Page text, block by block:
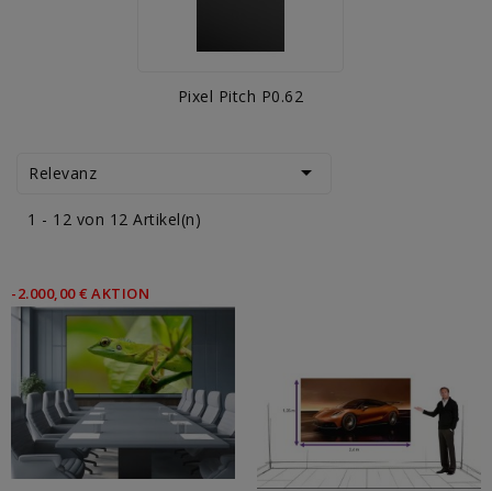
Pixel Pitch P0.62
Relevanz 
1 - 12 von 12 Artikel(n)
-2.000,00 € AKTION